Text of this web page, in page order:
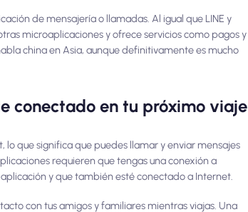
de mensajería o llamadas. Al igual que LINE y
microaplicaciones y ofrece servicios como pagos y
china en Asia, aunque definitivamente es mucho
conectado en tu próximo viaje
que significa que puedes llamar y enviar mensajes
requieren que tengas una conexión a
y que también esté conectado a Internet.
con tus amigos y familiares mientras viajas. Una